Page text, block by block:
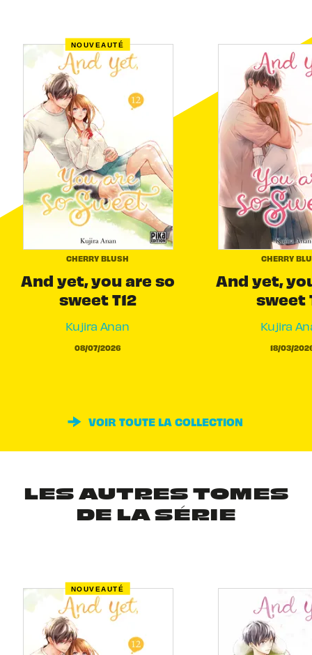
NOUVEAUTÉ
CHERRY BLUSH
And yet, you are so
sweet T12
Kujira Anan
08/07/2026
CHERRY
And yet,
sweet
Kujira
18/03/
VOIR TOUTE LA COLLECTION
LES AUTRES TOMES
DE LA SÉRIE
NOUVEAUTÉ